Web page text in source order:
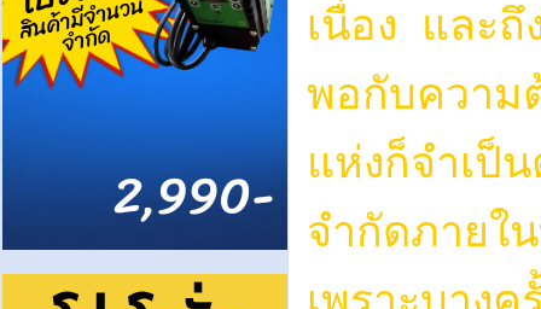
เนื่อง และถึ
พอกับความ
แห่งก็จำเป็
จำกัดภายใ